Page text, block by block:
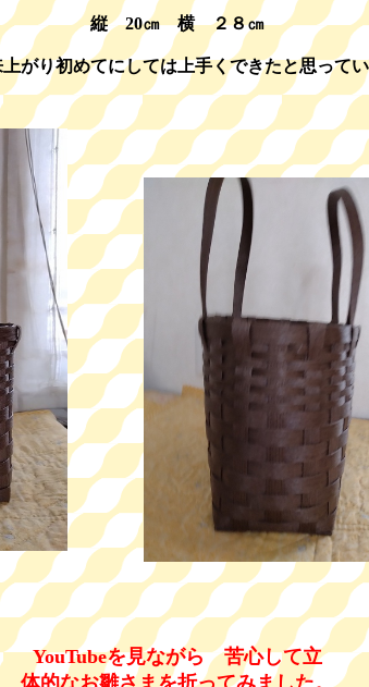
縦 20㎝ 横 ２８㎝
がり初めてにしては上手くできたと思って
YouTubeを見ながら 苦心して立
体的なお雛さまを折ってみました。